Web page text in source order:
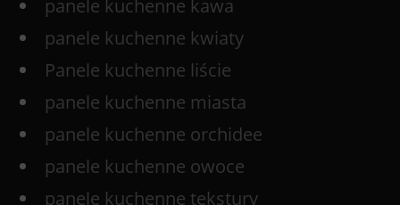
panele kuchenne kawa
panele kuchenne kwiaty
Panele kuchenne liście
panele kuchenne miasta
panele kuchenne orchidee
panele kuchenne owoce
panele kuchenne tekstury